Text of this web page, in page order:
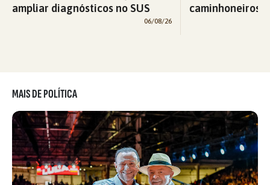
ampliar diagnósticos no SUS
06/08/26
caminhoneiros
MAIS DE POLÍTICA